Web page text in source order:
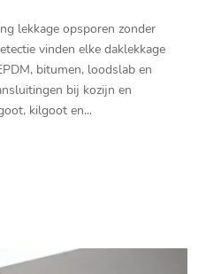
lekkage opsporen zonder
vinden elke daklekkage
bitumen, loodslab en
bij kozijn en
kilgoot en...